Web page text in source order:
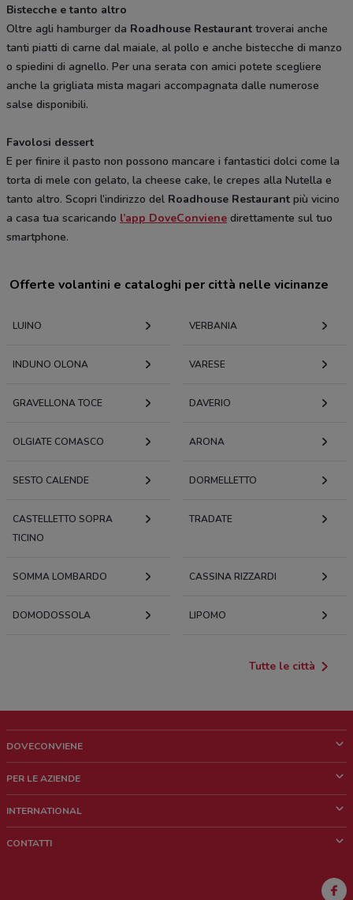
Bistecche e tanto altro
Oltre agli hamburger da Roadhouse Restaurant troverai anche
tanti piatti di carne dal maiale, al pollo e anche bistecche di manzo
o spiedini di agnello. Per una serata con amici potete scegliere
anche la grigliata mista magari accompagnata dalle numerose
salse disponibili.
Favolosi dessert
E per finire il pasto non possono mancare i fantastici dolci come la
torta di mele con gelato, la cheese cake, le crepes alla Nutella e
tanto altro. Scopri l’indirizzo del Roadhouse Restaurant più vicino
a casa tua scaricando l’app DoveConviene direttamente sul tuo
smartphone.
Offerte volantini e cataloghi per città nelle vicinanze
LUINO VERBANIA
INDUNO OLONA VARESE
GRAVELLONA TOCE DAVERIO
OLGIATE COMASCO ARONA
SESTO CALENDE DORMELLETTO
CASTELLETTO SOPRA
TICINO
TRADATE
SOMMA LOMBARDO CASSINA RIZZARDI
DOMODOSSOLA LIPOMO
Tutte le città
DOVECONVIENE
Chi siamo
Lavora con noi
PER LE AZIENDE
Richieste commerciali e marketing
INTERNATIONAL
CONTATTI